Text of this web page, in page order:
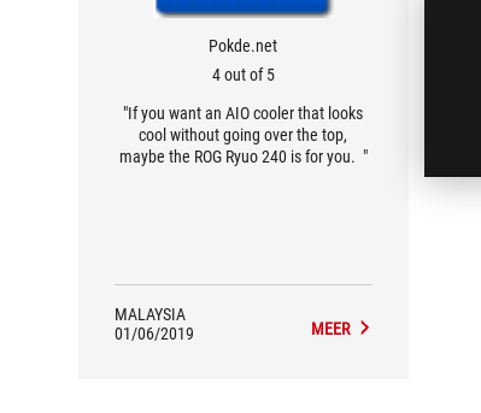
Pokde.net
4 out of 5
"If you want an AIO cooler that looks
cool without going over the top,
maybe the ROG Ryuo 240 is for you. "
MALAYSIA
01/06/2019
MEER